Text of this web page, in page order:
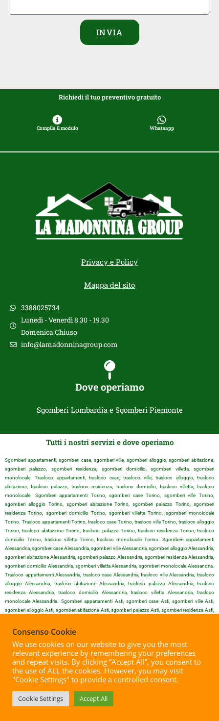
INVIA
Richiedi il tuo preventivo gratuito
Compila il modulo Whatsapp
Privacy e Policy
Mappa del sito
3388025734
Lunedì - Venerdì 8.30 - 19.30
Domenica Chiuso
info@lamadonninagroup.com
Dove operiamo
Sgomberi Lombardia e Sgomberi Piemonte
Tutti i nostri servizi e dove operiamo
Sgomberi appartamenti, sgomberi case, sgomberi ville, sgomberi alloggio, sgomberi abitazione,
sgomberi palazzo, sgomberi residenza, sgomberi domicilio, sgomberi villetta, sgomberi
monolocale. Trasloco appartamenti, trasloco case, trasloco ville, trasloco alloggio, trasloco
abitazione, trasloco palazzo, trasloco residenza, trasloco domicilio, trasloco villetta, trasloco
monolocale. Sgomberi appartamenti Torino, sgomberi case Torino, sgomberi ville Torino,
sgomberi alloggio Torino, sgomberi abitazione Torino, sgomberi palazzo Torino, sgomberi
residenza Torino, sgomberi domicilio Torino, sgomberi villetta Torino, sgomberi monolocale
Torino. Trasloco appartamenti Torino, trasloco case Torino, trasloco ville Torino, trasloco alloggio
Torino, trasloco abitazione Torino, trasloco palazzo Torino, trasloco residenza Torino, trasloco
domicilio Torino, trasloco villetta Torino, trasloco monolocale Torino. Sgomberi appartamenti
Alessandria, sgomberi case Alessandria, sgomberi ville Alessandria, sgomberi alloggio Alessandria,
sgomberi abitazione Alessandria, sgomberi palazzo Alessandria, sgomberi residenza Alessandria,
sgomberi domicilio Alessandria, sgomberi villetta Alessandria, sgomberi monolocale Alessandria.
Trasloco appartamenti Alessandria, trasloco case Alessandria, trasloco ville Alessandria, trasloco
alloggio Alessandria, trasloco abitazione Alessandria, trasloco palazzo Alessandria, trasloco
residenza Alessandria, trasloco domicilio Alessandria, trasloco villetta Alessandria, trasloco
monolocale Alessandria. Sgomberi appartamenti Asti, sgomberi case Asti, sgomberi ville Asti,
sgomberi alloggio Asti, sgomberi abitazione Asti, sgomberi palazzo Asti, sgomberi residenza Asti,
Asti, trasloco case Asti, trasloco ville Asti, trasloco alloggio Asti, trasloco abitazione Asti, trasloco
palazzo Asti, trasloco residenza Asti, trasloco domicilio Asti, trasloco villetta Asti, trasloco
monolocale Asti. Sgomberi appartamenti Biella, sgomberi case Biella, sgomberi ville Biella,
sgomberi alloggio Biella, sgomberi abitazione Biella, sgomberi palazzo Biella, sgomberi residenza
Biella, sgomberi domicilio Biella, sgomberi villetta Biella, sgomberi monolocale Biella. Trasloco
appartamenti Biella, trasloco case Biella, trasloco ville Biella, trasloco alloggio Biella, trasloco
abitazione Biella, trasloco palazzo Biella, trasloco residenza Biella, trasloco domicilio Biella, trasloco
sgomberi ville Cuneo, sgomberi alloggio Cuneo, sgomberi abitazione Cuneo, sgomberi palazzo
Cuneo, sgomberi residenza Cuneo, sgomberi domicilio Cuneo, sgomberi villetta Cuneo, sgomberi
Consenso Cookie
We use cookies on our website to give you the most
relevant experience by remembering your preferences
and repeat visits. By clicking “Accept All”, you consent to
the use of ALL the cookies. However, you may visit
"Cookie Settings" to provide a controlled consent.
Cookie Settings Accept All